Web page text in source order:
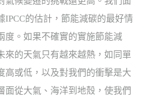
IPCC的估計，節能減碳的最好情
度。如果不確實的實施節能減
來的天氣只有越來越熱，如同單
高或低，以及對我們的衝擊是大
面從大氣、海洋到地殼，使我們